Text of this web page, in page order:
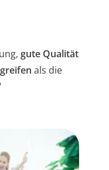
gute Qualität
als die